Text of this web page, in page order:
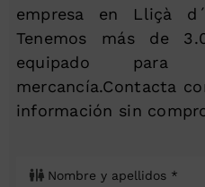
empresa en Lliçà
Tenemos más de
equipado
mercancía.Contacta
información sin